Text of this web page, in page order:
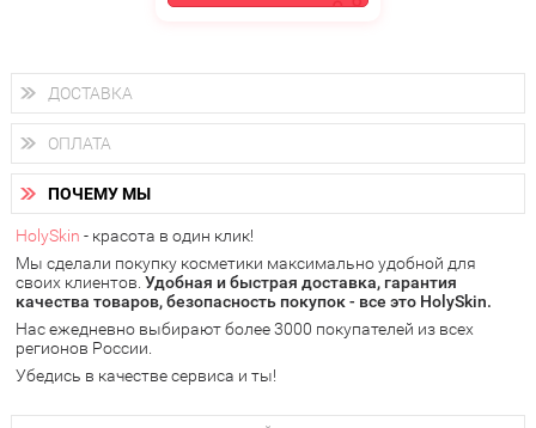
ДОСТАВКА
Доставка осуществляетсяпо всем городам России.
Вы можете выбрать доставку курьером, Почтой России или
получить заказ в пунктах выдачи PickPoint или пункте
самовывоза.
В 20 городах России доставка осуществляется ужена
следующий день.
у Вас всегда есть возможность получитьбесплатную
доставку от HolySkin.
подробнее об условиях доставки и оплаты в Вашем городе
ОПЛАТА
Вы можете оплатить свой заказ любым удобным способом:
наличными деньгами (
через интернет-банк (Альфа-банк, Сбербанк) и другими
электронными способами.
ПОЧЕМУ МЫ
HolySkin - красота в один клик!
Мы сделали покупку косметики максимально удобной для
своих клиентов. Удобная и быстрая доставка, гарантия
качества товаров, безопасность покупок - все это HolySkin.
Нас ежедневно выбирают более 3000 покупателей из всех
регионов России.
Убедись в качестве сервиса и ты!